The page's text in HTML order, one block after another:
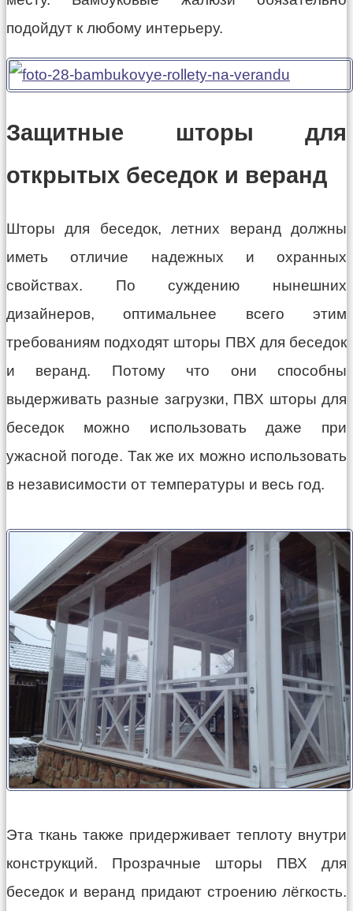
подойдут к любому интерьеру.
Защитные шторы для
открытых беседок и веранд
Шторы для беседок, летних веранд должны
иметь отличие надежных и охранных
свойствах. По суждению нынешних
дизайнеров, оптимальнее всего этим
требованиям подходят шторы ПВХ для беседок
и веранд. Потому что они способны
выдерживать разные загрузки, ПВХ шторы для
беседок можно использовать даже при
ужасной погоде. Так же их можно использовать
в независимости от температуры и весь год.
Эта ткань также придерживает теплоту внутри
конструкций. Прозрачные шторы ПВХ для
беседок и веранд придают строению лёгкость.